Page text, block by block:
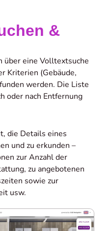
&
über eine Volltextsuche
Kriterien (Gebäude,
werden. Die Liste
oder nach Entfernung
die Details eines
und zu erkunden –
zur Anzahl der
zu angebotenen
sowie zur
usw.